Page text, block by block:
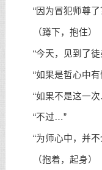
“因为冒犯师尊了
（蹲下，抱住）
“今天，见到了徒
“如果是哲心中有
“如果不是这一次
“不过…”
“为师心中，并不
（抱着，起身）